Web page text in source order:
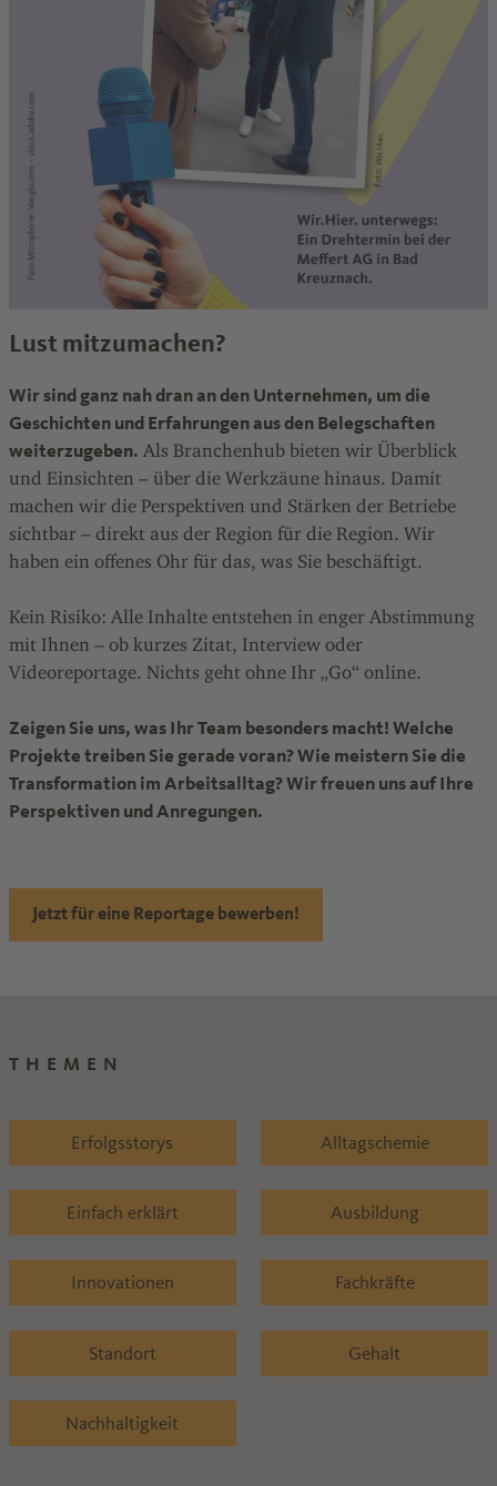
Lust mitzumachen?
Wir sind ganz nah dran an den Unternehmen, um die
Geschichten und Erfahrungen aus den Belegschaften
weiterzugeben. Als Branchenhub bieten wir Überblick
und Einsichten – über die Werkzäune hinaus. Damit
machen wir die Perspektiven und Stärken der Betriebe
sichtbar – direkt aus der Region für die Region. Wir
haben ein offenes Ohr für das, was Sie beschäftigt.
Kein Risiko: Alle Inhalte entstehen in enger Abstimmung
mit Ihnen – ob kurzes Zitat, Interview oder
Videoreportage. Nichts geht ohne Ihr „Go“ online.
Zeigen Sie uns, was Ihr Team besonders macht! Welche
Projekte treiben Sie gerade voran? Wie meistern Sie die
Transformation im Arbeitsalltag? Wir freuen uns auf Ihre
Perspektiven und Anregungen.
Jetzt für eine Reportage bewerben!
THEMEN
Erfolgsstorys Alltagschemie
Einfach erklärt Ausbildung
Innovationen Fachkräfte
Standort Gehalt
Nachhaltigkeit